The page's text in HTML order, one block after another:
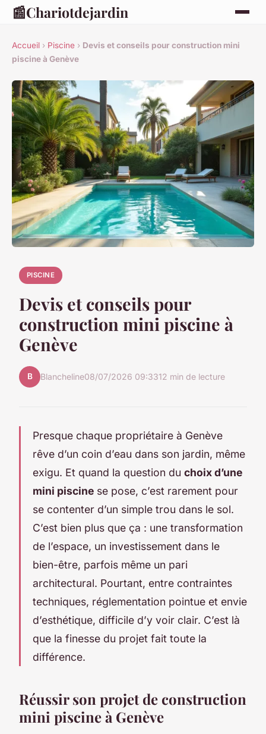
📰Chariotdejardin
Accueil › Piscine › Devis et conseils pour construction mini
piscine à Genève
PISCINE
Devis et conseils pour
construction mini piscine à
Genève
B Blancheline08/07/2026 09:3312 min de lecture
Presque chaque propriétaire à Genève
rêve d’un coin d’eau dans son jardin, même
exigu. Et quand la question du choix d’une
mini piscine se pose, c’est rarement pour
se contenter d’un simple trou dans le sol.
C’est bien plus que ça : une transformation
de l’espace, un investissement dans le
bien-être, parfois même un pari
architectural. Pourtant, entre contraintes
techniques, réglementation pointue et envie
d’esthétique, difficile d’y voir clair. C’est là
que la finesse du projet fait toute la
différence.
Réussir son projet de construction
mini piscine à Genève